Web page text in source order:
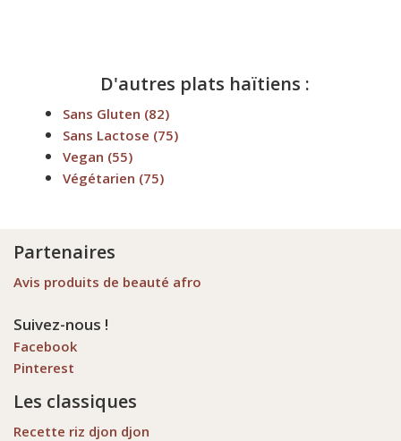
D'autres plats haïtiens :
Sans Gluten (82)
Sans Lactose (75)
Vegan (55)
Végétarien (75)
Partenaires
Avis produits de beauté afro
Suivez-nous !
Facebook
Pinterest
Les classiques
Recette riz djon djon